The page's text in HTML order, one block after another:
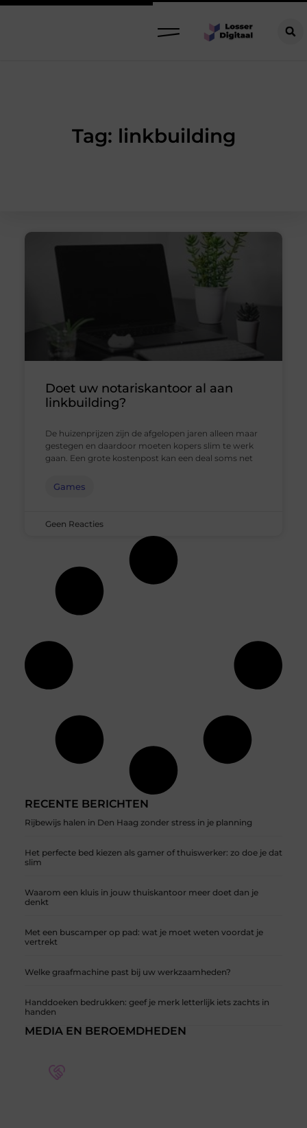
Tag: linkbuilding
RECENTE BERICHTEN
Rijbewijs halen in Den Haag zonder stress in je planning
Het perfecte bed kiezen als gamer of thuiswerker: zo doe je dat
slim
Waarom een kluis in jouw thuiskantoor meer doet dan je
denkt
Met een buscamper op pad: wat je moet weten voordat je
vertrekt
Welke graafmachine past bij uw werkzaamheden?
Handdoeken bedrukken: geef je merk letterlijk iets zachts in
handen
MEDIA EN BEROEMDHEDEN
Doet uw notariskantoor al aan
linkbuilding?
De huizenprijzen zijn de afgelopen jaren alleen maar
gestegen en daardoor moeten kopers slim te werk
gaan. Een grote kostenpost kan een deal soms net
Games
Geen Reacties